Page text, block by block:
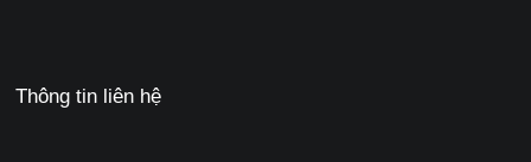
Thông tin liên hệ